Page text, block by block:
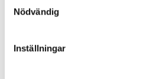
Nödvändig
Inställningar